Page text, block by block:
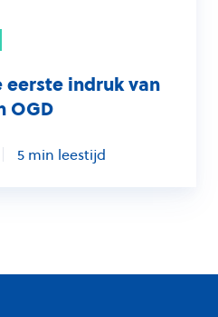
eerste indruk van
OGD
5 min leestijd